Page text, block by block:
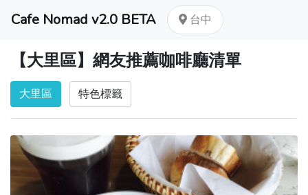
Cafe Nomad v2.0 BETA 台中
【大里區】網友推薦咖啡廳清單
大里區 特色標籤